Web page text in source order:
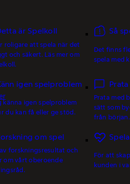
är Spelkoll
roligare att spela när det
och säkert. Läs mer om
Så
Det finns
spela med
igen spelproblem
känna igen spelproblem
du kan få eller ge stöd.
Prata med
sätt som
från början.
om spel
forskningsresultat och
om vårt oberoende
För att
kunden i